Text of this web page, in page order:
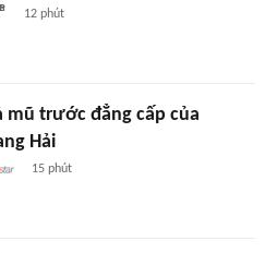
12 phút
mũ trước đẳng cấp của
Hải
15 phút